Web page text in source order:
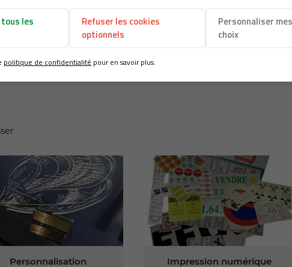
les
Refuser les cookies
optionnels
Personnaliser mes
choix
politique de confidentialité pour en savoir plus.Etiquettes
Personnalisation Impression numérique